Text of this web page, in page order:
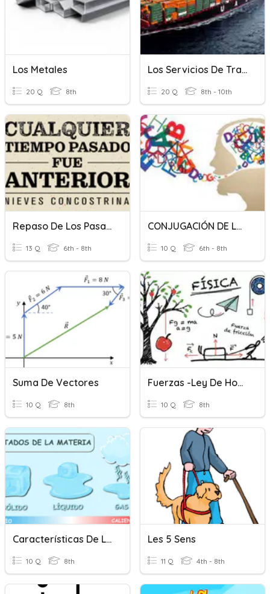
Los Metales
20 Q 8th
Los Servicios De Transporte
20 Q 8th - 10th
Repaso De Los Pasados
13 Q 6th - 8th
CONJUGACIÓN DE LOS VERBOS
10 Q 6th - 8th
Suma De Vectores
10 Q 8th
Fuerzas -Ley De Hooke
10 Q 8th
Características De Los Estados De Agregación
10 Q 8th
Les 5 Sens
11 Q 4th - 8th